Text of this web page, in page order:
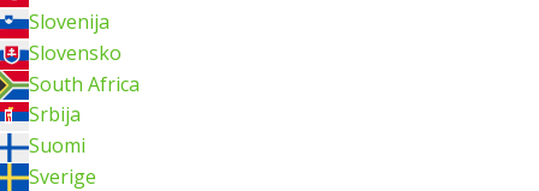
Slovenija
Slovensko
South Africa
Srbija
Suomi
Sverige